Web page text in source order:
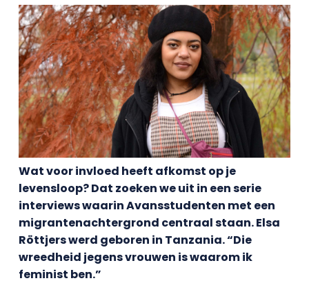
Wat voor invloed heeft afkomst op je
levensloop? Dat zoeken we uit in een serie
interviews waarin Avansstudenten met een
migrantenachtergrond centraal staan. Elsa
Röttjers werd geboren in Tanzania. “Die
wreedheid jegens vrouwen is waarom ik
feminist ben.”